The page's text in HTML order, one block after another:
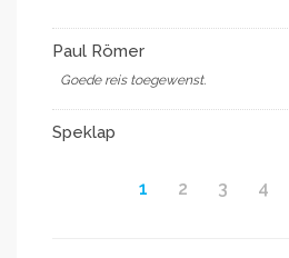
Paul Römer
Goede reis toegewenst.
Speklap
1 2 3 4